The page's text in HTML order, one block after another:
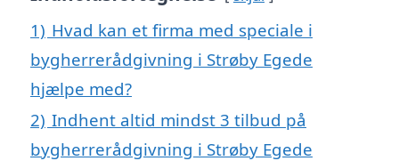
1) Hvad kan et firma med speciale i
bygherrerådgivning i Strøby Egede
hjælpe med?
2) Indhent altid mindst 3 tilbud på
bygherrerådgivning i Strøby Egede